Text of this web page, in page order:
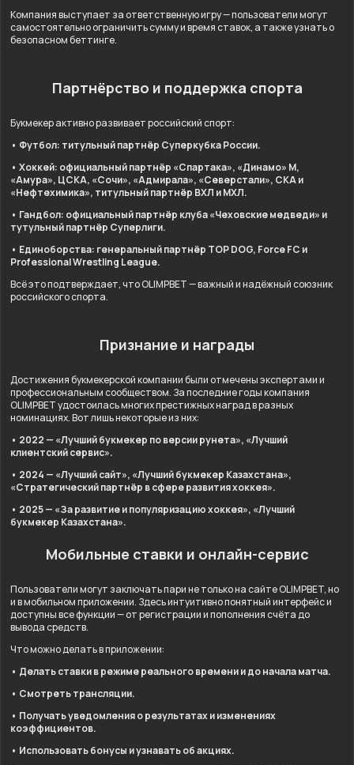
Компания выступает за ответственную игру — пользователи могут
самостоятельно ограничить сумму и время ставок, а также узнать о
безопасном беттинге.
Партнёрство и поддержка спорта
Букмекер активно развивает российский спорт:
• Футбол: титульный партнёр Суперкубка России.
• Хоккей: официальный партнёр «Спартака», «Динамо» М,
«Амура», ЦСКА, «Сочи», «Адмирала», «Северстали», СКА и
«Нефтехимика», титульный партнёр ВХЛ и МХЛ.
• Гандбол: официальный партнёр клуба «Чеховские медведи» и
тутульный партнёр Суперлиги.
• Единоборства: генеральный партнёр TOP DOG, Force FC и
Professional Wrestling League.
Всё это подтверждает, что OLIMPBET — важный и надёжный союзник
российского спорта.
Признание и награды
Достижения букмекерской компании были отмечены экспертами и
профессиональным сообществом. За последние годы компания
OLIMPBET удостоилась многих престижных наград в разных
номинациях. Вот лишь некоторые из них:
• 2022 — «Лучший букмекер по версии рунета», «Лучший
клиентский сервис».
• 2024 — «Лучший сайт», «Лучший букмекер Казахстана»,
«Стратегический партнёр в сфере развития хоккея».
• 2025 — «За развитие и популяризацию хоккея», «Лучший
букмекер Казахстана».
Мобильные ставки и онлайн-сервис
Пользователи могут заключать пари не только на сайте OLIMPBET, но
и в мобильном приложении. Здесь интуитивно понятный интерфейс и
доступны все функции — от регистрации и пополнения счёта до
вывода средств.
Что можно делать в приложении:
• Делать ставки в режиме реального времени и до начала матча.
• Смотреть трансляции.
• Получать уведомления о результатах и изменениях
коэффициентов.
• Использовать бонусы и узнавать об акциях.